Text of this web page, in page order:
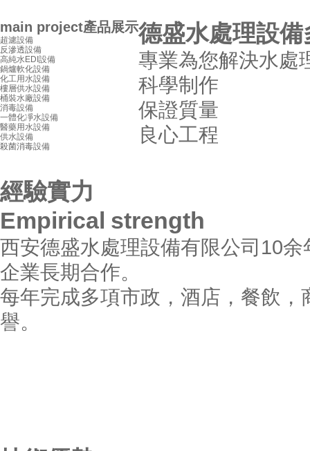
main project產品展示
超濾設備
反滲透設備
高純水EDI設備
鍋爐軟化設備
化工用水設備
樓層供水設備
桶裝水廠設備
消毒設備
一體化凈水設備
醫藥用水設備
供水設備
殺菌消毒設備
德盛水處理設備
專業為您解決水處
科學制作
保證質量
良心工程
經驗實力
Empirical strength
西安德盛水處理設備有限公司10
企業長期合作。
每年完成多項市政，酒店，餐飲
譽。